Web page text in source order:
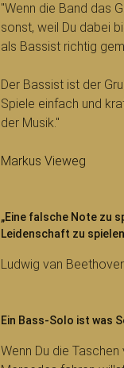
"Wenn die Band das
sonst, weil Du dabei
als Bassist richtig
Der Bassist ist der
Spiele einfach und
der Musik."
Markus Vieweg
„Eine falsche Note zu
Leidenschaft zu
Ludwig van
Ein Bass-Solo ist was
Wenn Du die